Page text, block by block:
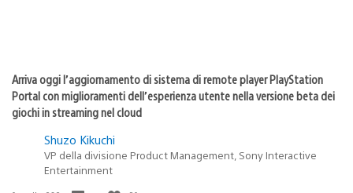
Arriva oggi l’aggiornamento di sistema di remote player PlayStation
Portal con miglioramenti dell’esperienza utente nella versione beta dei
giochi in streaming nel cloud
Shuzo Kikuchi
VP della divisione Product Management, Sony Interactive
Entertainment